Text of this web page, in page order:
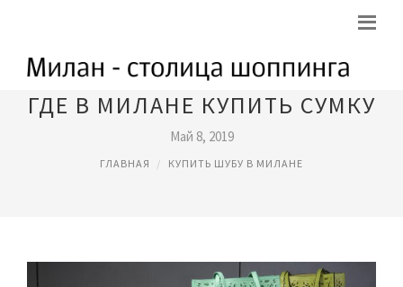
ГДЕ В МИЛАНЕ КУПИТЬ СУМКУ
Май 8, 2019
ГЛАВНАЯ КУПИТЬ ШУБУ В МИЛАНЕ